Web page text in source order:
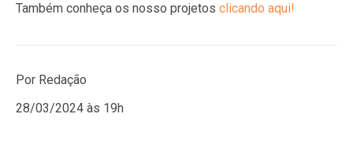
Também conheça os nosso projetos clicando aqui!
Por Redação
28/03/2024 às 19h